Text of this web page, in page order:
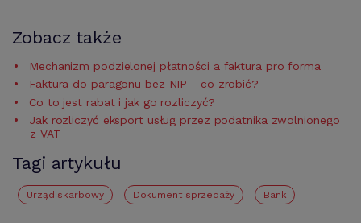
Zobacz także
Mechanizm podzielonej płatności a faktura pro forma
Faktura do paragonu bez NIP - co zrobić?
Co to jest rabat i jak go rozliczyć?
Jak rozliczyć eksport usług przez podatnika zwolnionego
z VAT
Tagi artykułu
urząd skarbowy Dokument sprzedaży bank